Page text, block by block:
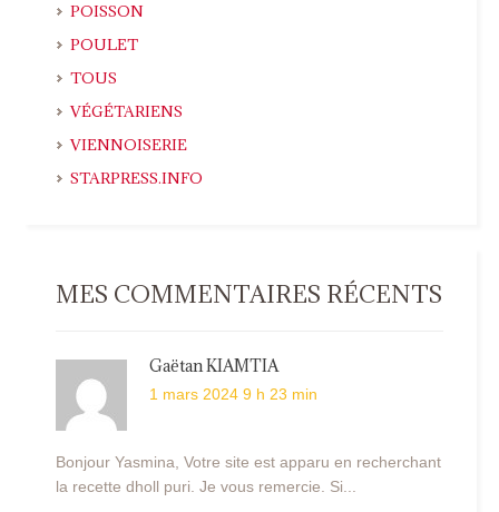
POISSON
POULET
TOUS
VÉGÉTARIENS
VIENNOISERIE
STARPRESS.INFO
MES COMMENTAIRES RÉCENTS
Gaëtan KIAMTIA
1 mars 2024 9 h 23 min
Bonjour Yasmina, Votre site est apparu en recherchant
la recette dholl puri. Je vous remercie. Si...